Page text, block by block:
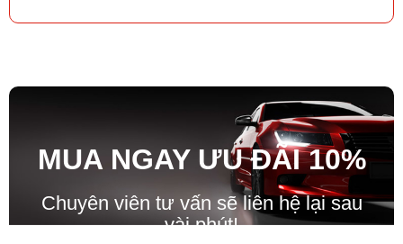
MUA NGAY ƯU ĐÃI10%
Chuyên viên tư vấn sẽ liên hệ lại sau
vài phút!